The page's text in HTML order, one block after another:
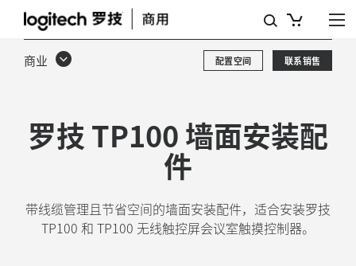
TP100
墙
件
商业 联系销售
配置空间
罗技 TP100 墙面安装配
件
带线缆管理且节省空间的墙面安装配件，适合安装罗技
TP100 和 TP100 无线触控屏会议室触摸控制器。